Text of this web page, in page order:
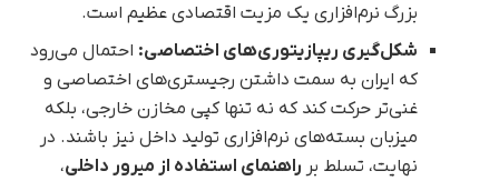
بزرگ نرم‌افزاری یک مزیت اقتصادی عظیم است.
شکل‌گیری ریپازیتوری‌های اختصاصی: احتمال می‌رود
که ایران به سمت داشتن رجیستری‌های اختصاصی و
غنی‌تر حرکت کند که نه تنها کپی مخازن خارجی، بلکه
میزبان بسته‌های نرم‌افزاری تولید داخل نیز باشند. در
نهایت، تسلط بر راهنمای استفاده از میرور داخلی،